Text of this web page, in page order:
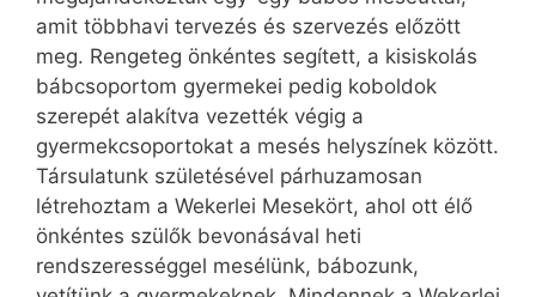
amit többhavi tervezés és szervezés előzött
meg. Rengeteg önkéntes segített, a kisiskolás
bábcsoportom gyermekei pedig koboldok
szerepét alakítva vezették végig a
gyermekcsoportokat a mesés helyszínek között.
Társulatunk születésével párhuzamosan
létrehoztam a Wekerlei Mesekört, ahol ott élő
önkéntes szülők bevonásával heti
rendszerességgel mesélünk, bábozunk,